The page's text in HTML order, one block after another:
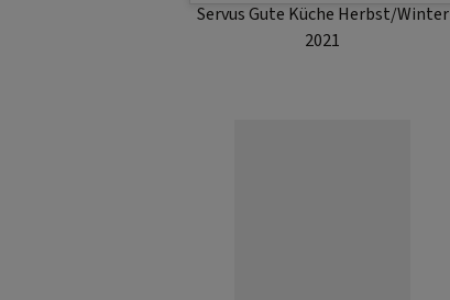
Servus Gute Küche Herbst/Winter
2021